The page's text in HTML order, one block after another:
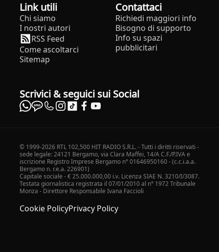
Link utili
Chi siamo
I nostri autori
RSS Feed
Come ascoltarci
Sitemap
Contattaci
Richiedi maggiori info
Bisogno di supporto
Info su spazi
pubblicitari
Scrivici & seguici sui Social
© 1999-2026 RTL 102,500 HIT RADIO S.R.L. - Tutti i diritti riservati -
sede legale: 24121 Bergamo, via Clara Maffei, 14/A C.F./P.IVA e
iscrizione Registro Imprese Bergamo n° 01646950160 - (c.c.i.a.a.
Bergamo n. r.e.a. 226901)
Capitale sociale - € 25.000.000,00 i.v. Licenza SIAE N. 3210/I/3087.
Testata giornalistica registrata il 07/01/2010 al n° 1972 Tribunale
Monza - Direttore Responsabile Ivana Faccioli
Cookie PolicyPrivacy Policy